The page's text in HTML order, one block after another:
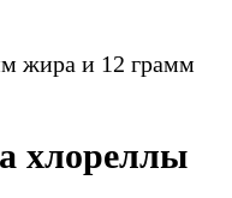
жира и 12 грамм
хлореллы